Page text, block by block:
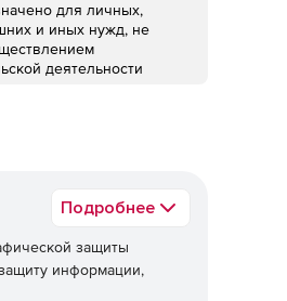
для личных,
и иных нужд, не
деятельности
Подробнее
защиты
информации,